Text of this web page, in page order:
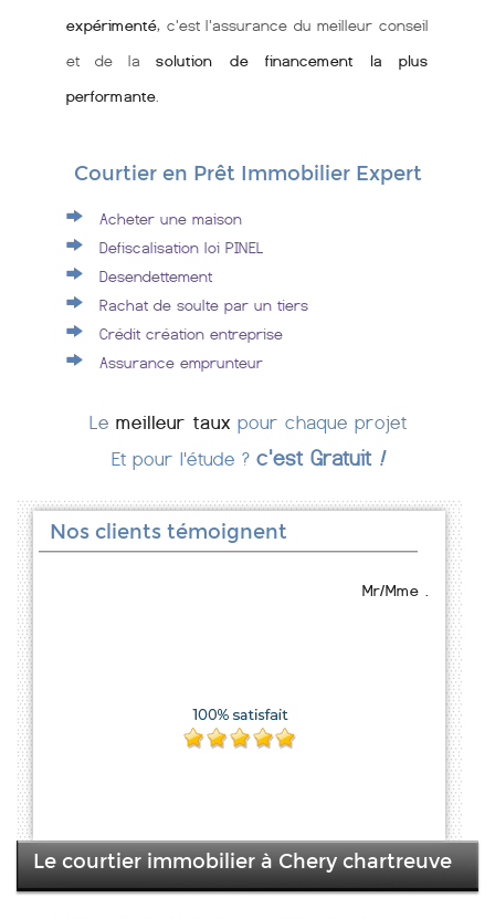
expérimenté, c'est l'assurance du meilleur conseil
et de lasolution de financement la plus
performante
Courtier en Prêt Immobilier Expert
Acheter une maison
Defiscalisation loi PINEL
Desendettement
Rachat de soulte par un tiers
Crédit création entreprise
Assurance emprunteur
Le meilleur taux pour chaque projet
Et pour l'étude ? c'est Gratuit !
Nos clients témoignent
Mr/Mme .
Le courtier immobilier à Chery chartreuve